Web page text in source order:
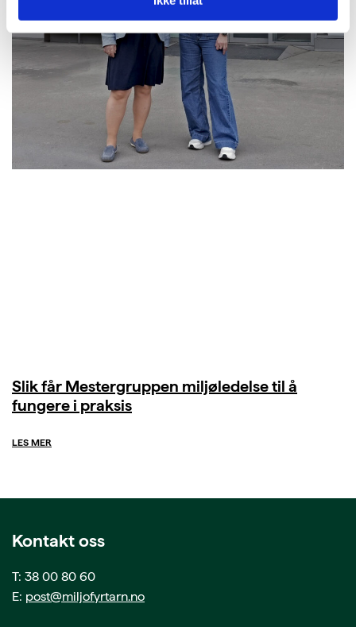
Slik får Mestergruppen miljøledelse til å
fungere i praksis
LES MER
Kontakt oss
T: 38 00 80 60
E: post@miljofyrtarn.no